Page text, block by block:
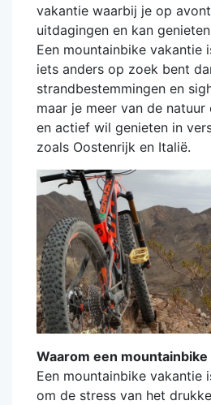
vakantie waarbij je op
uitdagingen en kan
Een mountainbike vakantie
iets anders op zoek bent
strandbestemmingen en
maar je meer van de
en actief wil genieten in
zoals Oostenrijk en Italië.
Waarom een mountainbike
Een mountainbike vakantie
om de stress van het